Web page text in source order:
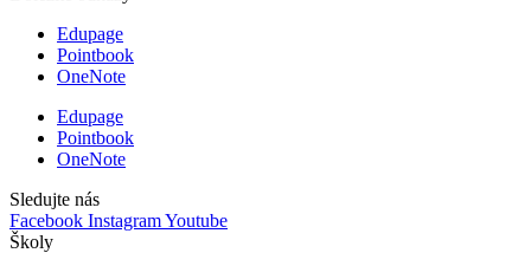
Edupage
Pointbook
OneNote
Edupage
Pointbook
OneNote
Sledujte nás
Facebook InstagramYoutube
Školy